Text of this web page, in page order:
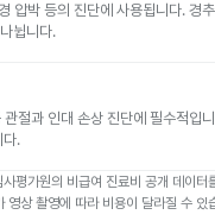
압박 등의 진단에 사용됩니다. 경
뉩니다.
절과 인대 손상 진단에 필수적입
다.
평가원의 비급여 진료비 공개 데이터
영상 촬영에 따라 비용이 달라질 수 있